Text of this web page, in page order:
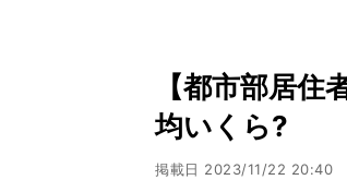
【都市部居
均いくら?
掲載日 2023/11/22 20:40